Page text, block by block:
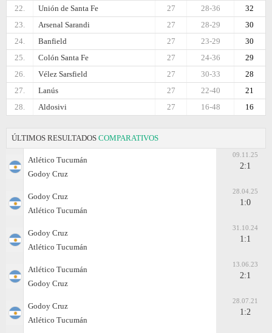
22.
Unión de Santa Fe 32
28-36
27
23.
Arsenal Sarandi 30
28-29
27
24.
Banfield 30
23-29
27
25.
Colón Santa Fe 29
24-36
27
26.
Vélez Sarsfield 28
30-33
27
27.
Lanús 21
22-40
27
28.
Aldosivi 16
16-48
27
ÚLTIMOS RESULTADOS COMPARATIVOS
Atlético Tucumán
Godoy Cruz
09.11.25
2:1
Godoy Cruz
Atlético Tucumán
28.04.25
1:0
Godoy Cruz
Atlético Tucumán
31.10.24
1:1
Atlético Tucumán
Godoy Cruz
13.06.23
2:1
Godoy Cruz
Atlético Tucumán
28.07.21
1:2